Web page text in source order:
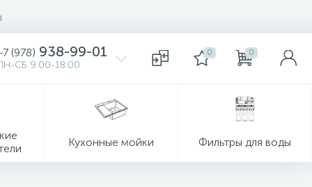
(978) 938-99-01
СБ 9:00-18:00
0 0
Кухонные мойки Фильтры для воды